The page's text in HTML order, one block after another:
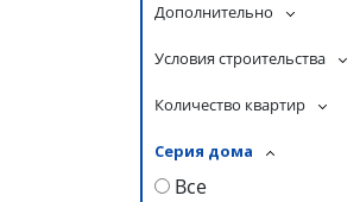
Дополнительно
Условия строительства
Количество квартир
Серия дома
Все